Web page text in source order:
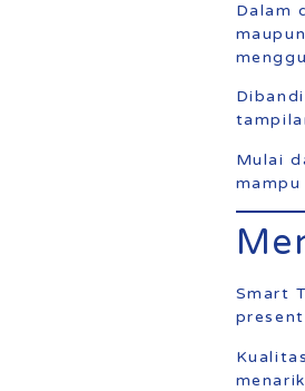
Dalam
Mulai
Smart